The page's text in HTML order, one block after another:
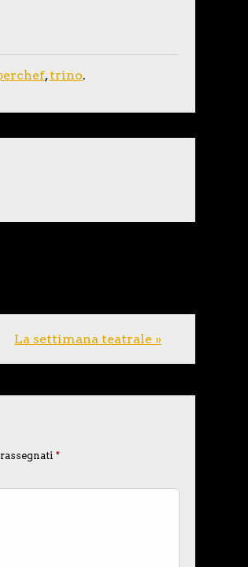
,trino.
La settimana teatrale »
*